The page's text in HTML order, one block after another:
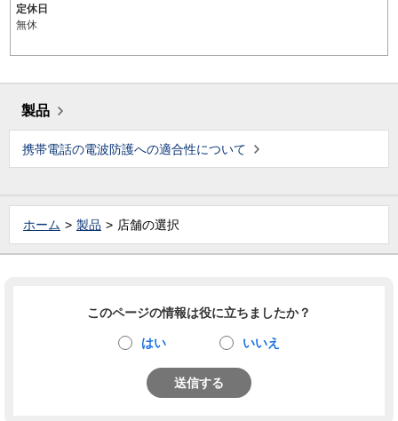
定休日
無休
製品
携帯電話の電波防護への適合性について
ホーム 製品 店舗の選択
このページの情報は役に立ちましたか？
はい いいえ
送信する